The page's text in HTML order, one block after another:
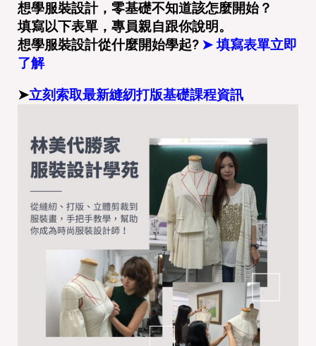
想學服裝設計，零基礎不知道該怎麼開始？
填寫以下表單，專員親自跟你說明。
想學服裝設計從什麼開始學起? ➤填寫表單立即
了解
➤立刻索取最新縫紉打版基礎課程資訊